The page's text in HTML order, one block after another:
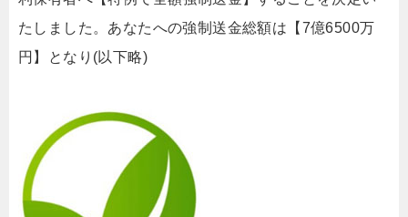
たしました。あなたへの強制送金総額は【7億6500万
円】となり(以下略)